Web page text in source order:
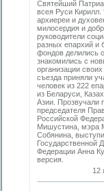
Святейший
всея Руси Кирилл.
архиереи и
милосердия и
руководители
разных епархий и
фондов делились
знакомились с
организации
съезда приняли
человек из 222
из Беларуси,
Азии. Прозвучали
председателя
Российской
Мишустина, мэра
Собянина,
Государственной
Федерации Анна
версия.
12